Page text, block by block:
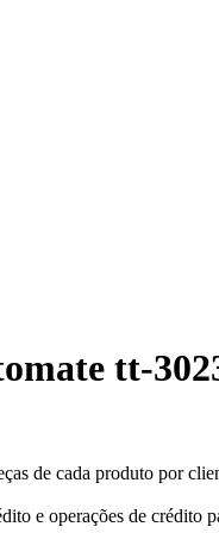
tt-
de cada produto por
e operações de crédito